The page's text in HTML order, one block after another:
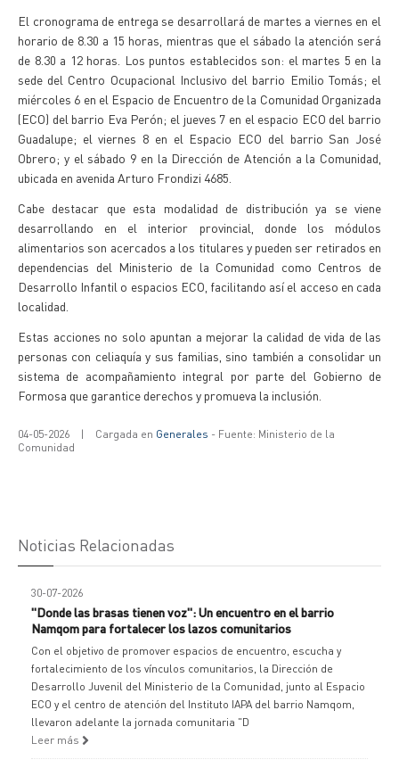
El cronograma de entrega se desarrollará de martes a viernes en el
horario de 8.30 a 15 horas, mientras que el sábado la atención será
de 8.30 a 12 horas. Los puntos establecidos son: el martes 5 en la
sede del Centro Ocupacional Inclusivo del barrio Emilio Tomás; el
miércoles 6 en el Espacio de Encuentro de la Comunidad Organizada
(ECO) del barrio Eva Perón; el jueves 7 en el espacio ECO del barrio
Guadalupe; el viernes 8 en el Espacio ECO del barrio San José
Obrero; y el sábado 9 en la Dirección de Atención a la Comunidad,
ubicada en avenida Arturo Frondizi 4685.
Cabe destacar que esta modalidad de distribución ya se viene
desarrollando en el interior provincial, donde los módulos
alimentarios son acercados a los titulares y pueden ser retirados en
dependencias del Ministerio de la Comunidad como Centros de
Desarrollo Infantil o espacios ECO, facilitando así el acceso en cada
localidad.
Estas acciones no solo apuntan a mejorar la calidad de vida de las
personas con celiaquía y sus familias, sino también a consolidar un
sistema de acompañamiento integral por parte del Gobierno de
Formosa que garantice derechos y promueva la inclusión.
04-05-2026 | Cargada en Generales - Fuente: Ministerio de la
Comunidad
Noticias Relacionadas
30-07-2026
"Donde las brasas tienen voz": Un encuentro en el barrio
Namqom para fortalecer los lazos comunitarios
Con el objetivo de promover espacios de encuentro, escucha y
fortalecimiento de los vínculos comunitarios, la Dirección de
Desarrollo Juvenil del Ministerio de la Comunidad, junto al Espacio
ECO y el centro de atención del Instituto IAPA del barrio Namqom,
llevaron adelante la jornada comunitaria "D
Leer más